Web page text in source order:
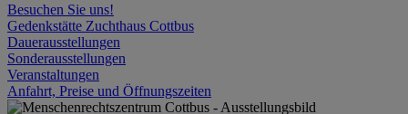
Besuchen Sie uns!
Gedenkstätte Zuchthaus Cottbus
Dauerausstellungen
Sonderausstellungen
Veranstaltungen
Anfahrt, Preise und Öffnungszeiten